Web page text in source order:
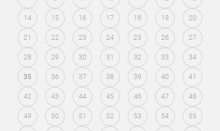
14 15 16 17 18 19 20
21 22 23 24 25 26 27
28 29 30 31 32 33 34
35 36 37 38 39 40 41
42 43 44 45 46 47 48
49 50 51 52 53 54 55